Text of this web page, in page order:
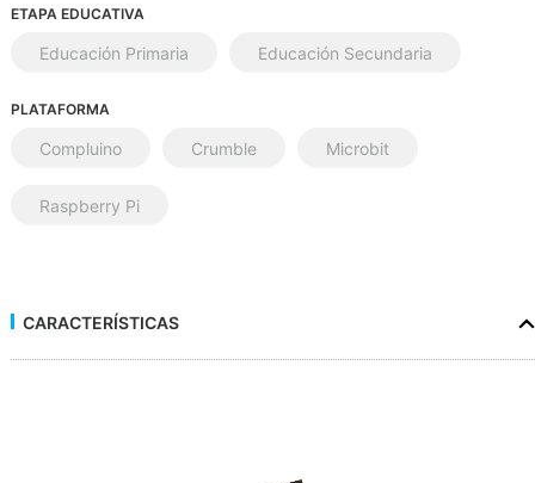
ETAPA EDUCATIVA
Educación Primaria Educación Secundaria
PLATAFORMA
Compluino Crumble Microbit
Raspberry Pi
CARACTERÍSTICAS